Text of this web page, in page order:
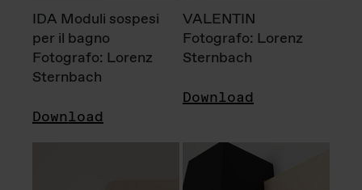
IDA Moduli sospesi
per il bagno
Fotografo: Lorenz
Sternbach
Download
VALENTIN
Fotografo: Lorenz
Sternbach
Download